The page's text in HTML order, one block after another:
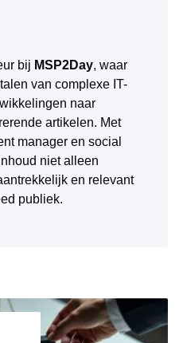
bij MSP2Day, waar
van complexe IT-
naar
artikelen. Met
manager en social
niet alleen
en relevant
publiek.